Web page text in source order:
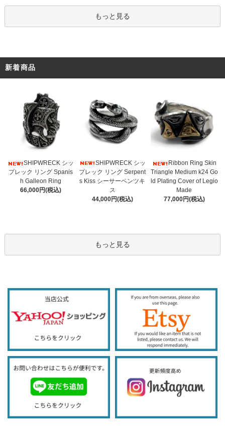
もっと見る
新着商品
SHIPWRECK シッ
プレック リング Spanis
h Galleon Ring
66,000円(税込)
SHIPWRECK シッ
プレック リング Serpent
s Kiss シーサーペンツキ
ス
44,000円(税込)
Ribbon Ring Skin
Triangle Medium k24 Go
ld Plating Cover of Legio
Made
77,000円(税込)
もっと見る